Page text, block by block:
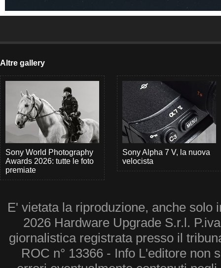
Altre gallery
Sony World Photography
Awards 2026: tutte le foto
premiate
Sony Alpha 7 V, la nuova
velocista
E' vietata la riproduzione, anche solo
2026 Hardware Upgrade S.r.l.
giornalistica registrata presso il
ROC n° 13366 - Info L'editore non